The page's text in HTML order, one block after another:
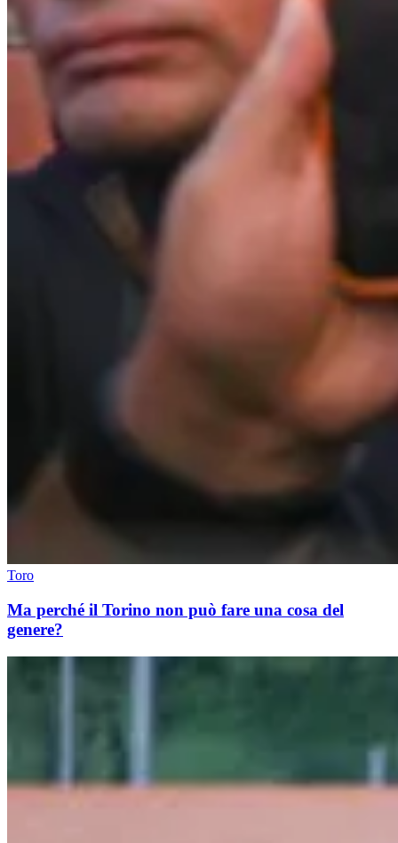
Toro
Ma perché il Torino non può fare una cosa del
genere?